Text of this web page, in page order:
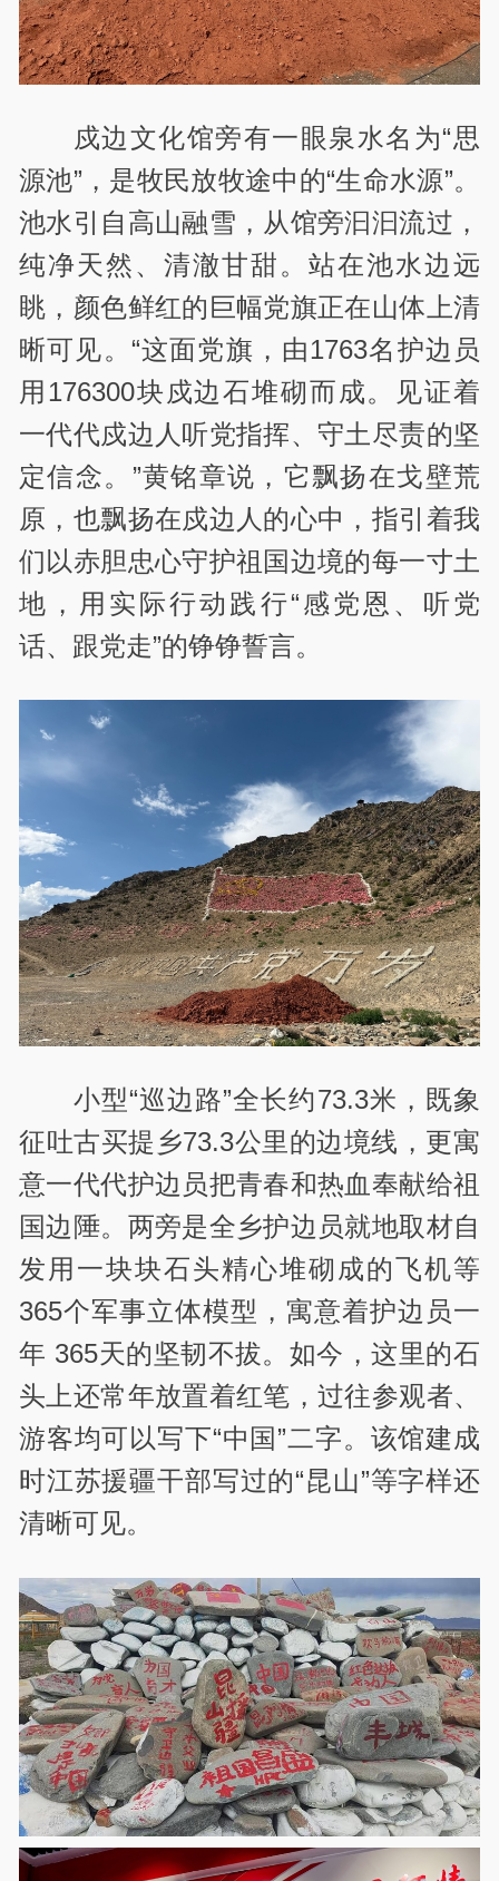
戍边文化馆旁有一眼泉水名为“思
源池”，是牧民放牧途中的“生命水源”。
池水引自高山融雪，从馆旁汩汩流过，
纯净天然、清澈甘甜。站在池水边远
眺，颜色鲜红的巨幅党旗正在山体上清
晰可见。“这面党旗，由1763名护边员
用176300块戍边石堆砌而成。见证着
一代代戍边人听党指挥、守土尽责的坚
定信念。”黄铭章说，它飘扬在戈壁荒
原，也飘扬在戍边人的心中，指引着我
们以赤胆忠心守护祖国边境的每一寸土
地，用实际行动践行“感党恩、听党
话、跟党走”的铮铮誓言。
小型“巡边路”全长约73.3米，既象
征吐古买提乡73.3公里的边境线，更寓
意一代代护边员把青春和热血奉献给祖
国边陲。两旁是全乡护边员就地取材自
发用一块块石头精心堆砌成的飞机等
365个军事立体模型，寓意着护边员一
年 365天的坚韧不拔。如今，这里的石
头上还常年放置着红笔，过往参观者、
游客均可以写下“中国”二字。该馆建成
时江苏援疆干部写过的“昆山”等字样还
清晰可见。